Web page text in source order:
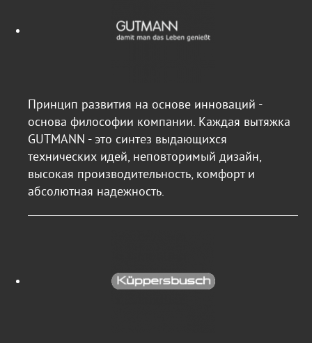
Принцип развития на основе инноваций -
основа философии компании. Каждая вытяжка
GUTMANN - это синтез выдающихся
технических идей, неповторимый дизайн,
высокая производительность, комфорт и
абсолютная надежность.